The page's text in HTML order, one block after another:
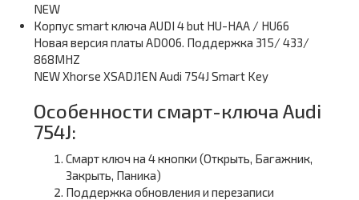
NEW
Корпус smart ключа AUDI 4 but HU-HAA / HU66
Новая версия платы AD006. Поддержка 315/ 433/
868MHZ
NEW Xhorse XSADJ1EN Audi 754J Smart Key
Особенности смарт-ключа Audi
754J:
Смарт ключ на 4 кнопки (Открыть, Багажник,
Закрыть, Паника)
Поддержка обновления и перезаписи